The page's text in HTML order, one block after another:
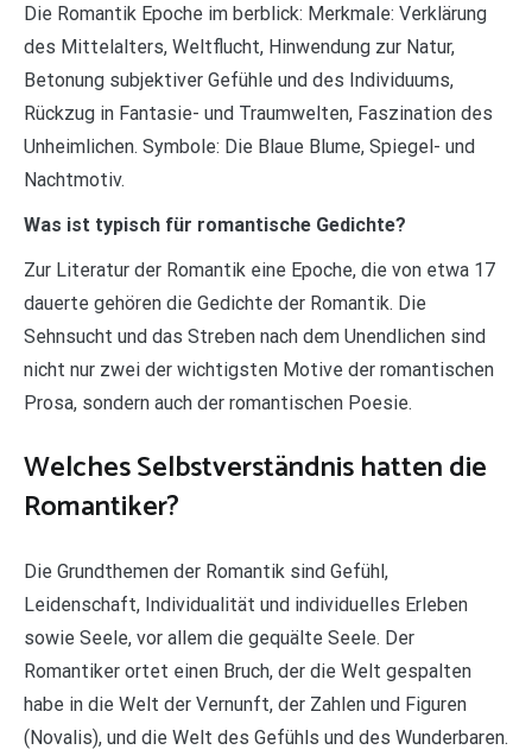
Die Romantik Epoche im berblick: Merkmale: Verklärung
des Mittelalters, Weltflucht, Hinwendung zur Natur,
Betonung subjektiver Gefühle und des Individuums,
Rückzug in Fantasie- und Traumwelten, Faszination des
Unheimlichen. Symbole: Die Blaue Blume, Spiegel- und
Nachtmotiv.
Was ist typisch für romantische Gedichte?
Zur Literatur der Romantik eine Epoche, die von etwa 17
dauerte gehören die Gedichte der Romantik. Die
Sehnsucht und das Streben nach dem Unendlichen sind
nicht nur zwei der wichtigsten Motive der romantischen
Prosa, sondern auch der romantischen Poesie.
Welches Selbstverständnis hatten die
Romantiker?
Die Grundthemen der Romantik sind Gefühl,
Leidenschaft, Individualität und individuelles Erleben
sowie Seele, vor allem die gequälte Seele. Der
Romantiker ortet einen Bruch, der die Welt gespalten
habe in die Welt der Vernunft, der Zahlen und Figuren
(Novalis), und die Welt des Gefühls und des Wunderbaren.